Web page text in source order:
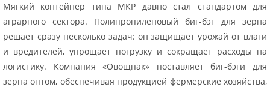
Мягкий контейнер типа МКР давно стал стандартом для
аграрного сектора. Полипропиленовый биг-бэг для зерна
решает сразу несколько задач: он защищает урожай от влаги
и вредителей, упрощает погрузку и сокращает расходы на
логистику. Компания «Овощпак» поставляет биг-бэги для
зерна оптом, обеспечивая продукцией фермерские хозяйства,